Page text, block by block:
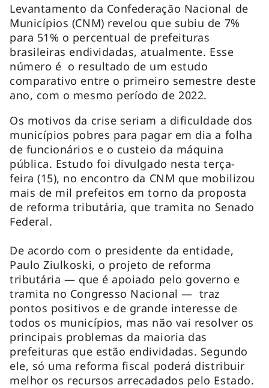
Levantamento da Confederação Nacional de
Municípios (CNM) revelou que subiu de 7%
para 51% o percentual de prefeituras
brasileiras endividadas, atualmente. Esse
número é o resultado de um estudo
comparativo entre o primeiro semestre deste
ano, com o mesmo período de 2022.
Os motivos da crise seriam a dificuldade dos
municípios pobres para pagar em dia a folha
de funcionários e o custeio da máquina
pública. Estudo foi divulgado nesta terça-
feira (15), no encontro da CNM que mobilizou
mais de mil prefeitos em torno da proposta
de reforma tributária, que tramita no Senado
Federal.
De acordo com o presidente da entidade,
Paulo Ziulkoski, o projeto de reforma
tributária — que é apoiado pelo governo e
tramita no Congresso Nacional — traz
pontos positivos e de grande interesse de
todos os municípios, mas não vai resolver os
principais problemas da maioria das
prefeituras que estão endividadas. Segundo
ele, só uma reforma fiscal poderá distribuir
melhor os recursos arrecadados pelo Estado.